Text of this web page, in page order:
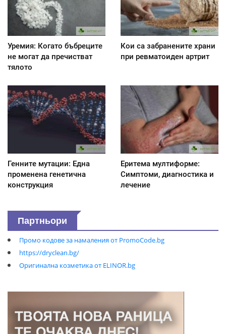
Уремия: Когато бъбреците
не могат да пречистват
тялото
Кои са забранените храни
при ревматоиден артрит
Генните мутации: Една
променена генетична
конструкция
Еритема мултиформе:
Симптоми, диагностика и
лечение
Партньори
Промо кодове за намаления от PromoCode.bg
https://dryclean.bg/
Оригинална козметика от ELINOR.bg